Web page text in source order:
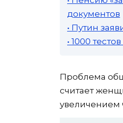
документов
• Путин
• 1000
Проблема
считает
увеличением